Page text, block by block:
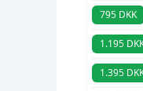
795 DKK
1.195
1.395